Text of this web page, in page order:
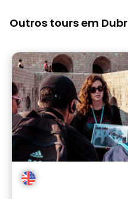
Outros tours em